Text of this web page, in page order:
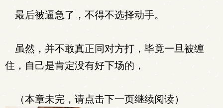
最后被逼急了，不得不选择动手。
虽然，并不敢真正同对方打，毕竟一旦被缠
住，自己是肯定没有好下场的，
（本章未完，请点击下一页继续阅读）